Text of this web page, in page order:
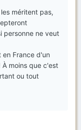
méritent pas,
personne ne veut
France d'un
moins que c'est
ou tout